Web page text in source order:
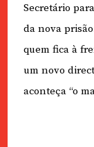
Secretário
da nova
quem fica à
um novo
aconteça “o